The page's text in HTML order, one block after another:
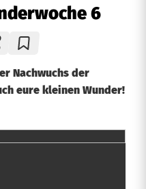
6
Nachwuchs der
eure kleinen Wunder!